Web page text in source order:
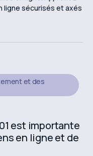
ligne sécurisés et axés
et des
est importante
en ligne et de